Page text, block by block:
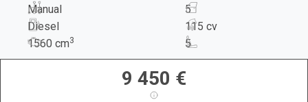
Manual
5
Diesel
115 cv
1560 cm3 5
9 450 €